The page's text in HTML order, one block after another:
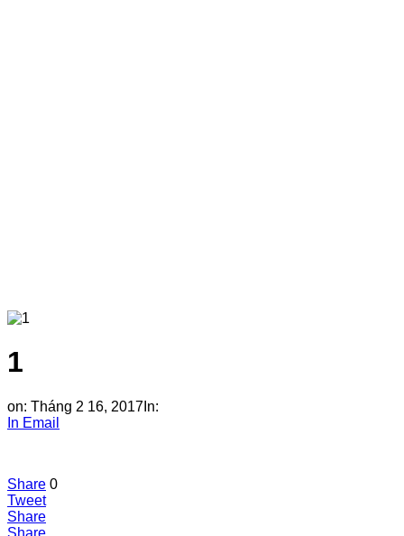
1
on: Tháng 2 16, 2017 In:
In Email
Share 0
Tweet
Share
Share